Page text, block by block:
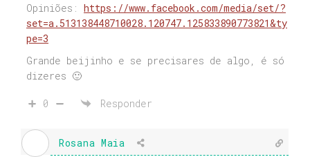
Opiniões: https://www.facebook.com/media/set/?
set=a.513138448710028.120747.125833890773821&ty
pe=3
Grande beijinho e se precisares de algo, é só
dizeres 🙂
0 Responder
Rosana Maia